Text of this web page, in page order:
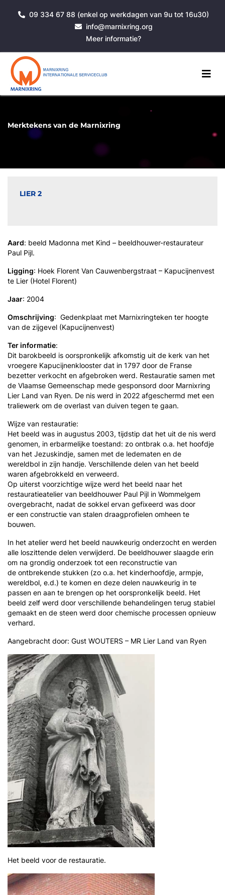
09 334 67 88 (enkel op werkdagen van 9u tot 16u30)
info@marnixring.org
Meer informatie?
Merktekens van de Marnixring
LIER 2
Aard: beeld Madonna met Kind – beeldhouwer-restaurateur
Paul Pijl.
Ligging: Hoek Florent Van Cauwenbergstraat – Kapucijnenvest
te Lier (Hotel Florent)
Jaar: 2004
Omschrijving: Gedenkplaat met Marnixringteken ter hoogte
van de zijgevel (Kapucijnenvest)
Ter informatie:
Dit barokbeeld is oorspronkelijk afkomstig uit de kerk van het
vroegere Kapucijnenklooster dat in 1797 door de Franse
bezetter verkocht en afgebroken werd. Restauratie samen met
de Vlaamse Gemeenschap mede gesponsord door Marnixring
Lier Land van Ryen. De nis werd in 2022 afgeschermd met een
traliewerk om de overlast van duiven tegen te gaan.
Wijze van restauratie:
Het beeld was in augustus 2003, tijdstip dat het uit de nis werd
genomen, in erbarmelijke toestand: zo ontbrak o.a. het hoofdje
van het Jezuskindje, samen met de ledematen en de
wereldbol in zijn handje. Verschillende delen van het beeld
waren afgebrokkeld en verweerd.
Op uiterst voorzichtige wijze werd het beeld naar het
restauratieatelier van beeldhouwer Paul Pijl in Wommelgem
overgebracht, nadat de sokkel ervan gefixeerd was door
er een constructie van stalen draagprofielen omheen te
bouwen.
In het atelier werd het beeld nauwkeurig onderzocht en werden
alle loszittende delen verwijderd. De beeldhouwer slaagde erin
om na grondig onderzoek tot een reconstructie van
de ontbrekende stukken (zo o.a. het kinderhoofdje, armpje,
wereldbol, e.d.) te komen en deze delen nauwkeurig in te
passen en aan te brengen op het oorspronkelijk beeld. Het
beeld zelf werd door verschillende behandelingen terug stabiel
gemaakt en de steen werd door chemische processen opnieuw
verhard.
Aangebracht door: Gust WOUTERS – MR Lier Land van Ryen
Het beeld voor de restauratie.